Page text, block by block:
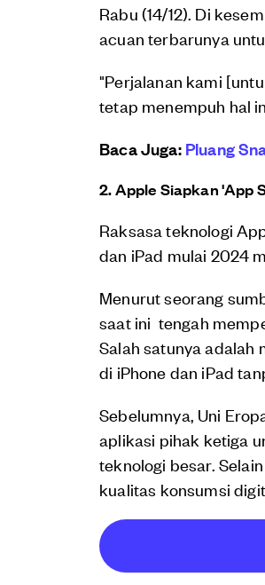
Rabu (14/12). Di
acuan terbarunya
"Perjalanan kami
tetap menempuh hal
Baca Juga:Pluang
2. Apple Siapkan 'App
Raksasa teknologi
dan iPad mulai 2024
Menurut seorang
saat ini tengah
Salah satunya adalah
di iPhone dan iPad
Sebelumnya, Uni
aplikasi pihak ketiga
teknologi besar.
kualitas konsumsi